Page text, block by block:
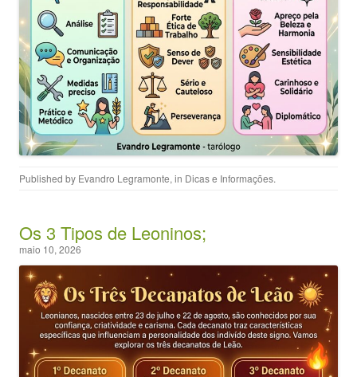
Published by Evandro Legramonte, in Dicas e Informações.
Os 3 Tipos de Leoninos;
maio 10, 2026